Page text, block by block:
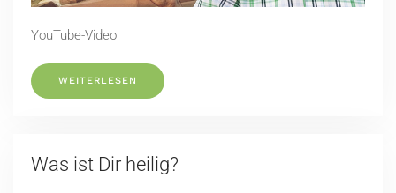
YouTube-Video
WEITERLESEN
Was ist Dir heilig?